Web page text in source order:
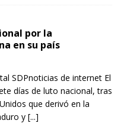
por la
en su país
SDPnoticias de internet El
días de luto nacional, tras
que derivó en la
y [...]